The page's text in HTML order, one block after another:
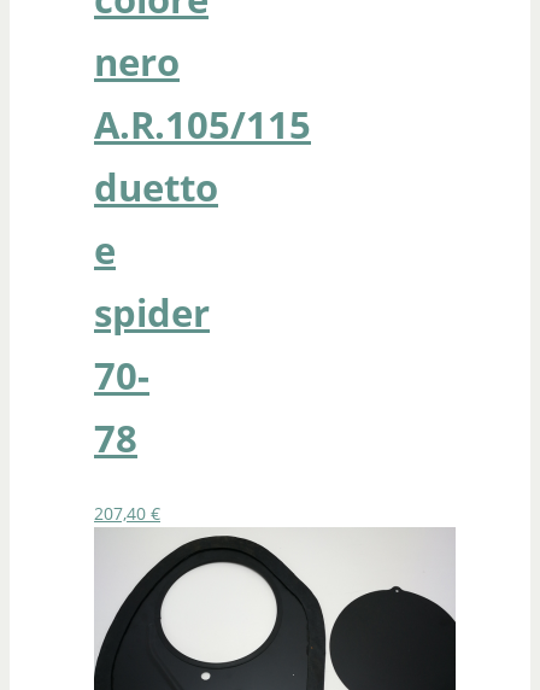
nero
A.R.105/115
duetto
e
spider
70-
78
207,40 €